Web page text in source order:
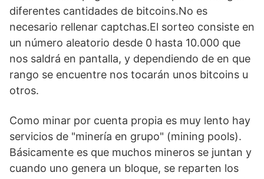
diferentes cantidades de bitcoins.No es
necesario rellenar captchas.El sorteo consiste en
un número aleatorio desde 0 hasta 10.000 que
nos saldrá en pantalla, y dependiendo de en que
rango se encuentre nos tocarán unos bitcoins u
otros.
Como minar por cuenta propia es muy lento hay
servicios de "minería en grupo" (mining pools).
Básicamente es que muchos mineros se juntan y
cuando uno genera un bloque, se reparten los